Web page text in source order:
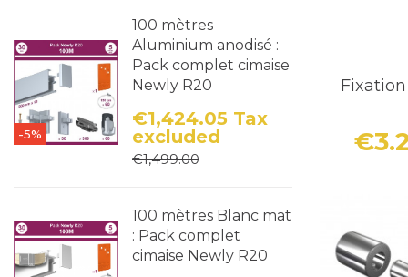
-5%
100 mètres
Aluminium anodisé :
Pack complet cimaise
Newly R20
Price
€1,424.05 Tax
excluded
Regular price
€1,499.00
100 mètres Blanc mat
: Pack complet
cimaise Newly R20
que, quel
4. Une
tête
garantit un
à ce